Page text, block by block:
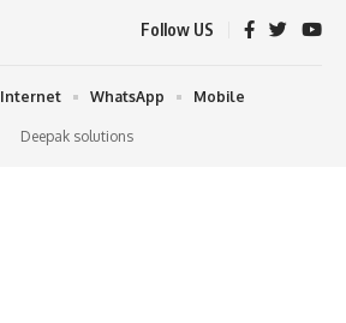
Follow US
Deepak solutions
Internet WhatsApp Mobile